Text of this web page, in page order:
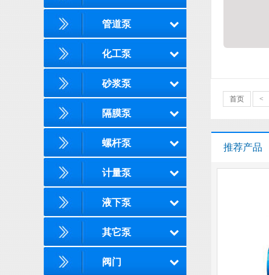
管道泵
化工泵
砂浆泵
隔膜泵
螺杆泵
计量泵
液下泵
其它泵
阀门
首页 <
推荐产品